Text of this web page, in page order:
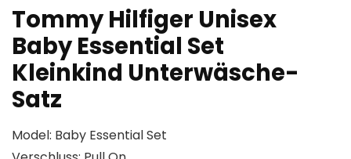
Tommy Hilfiger Unisex
Baby Essential Set
Kleinkind Unterwäsche-
Satz
Model: Baby Essential Set